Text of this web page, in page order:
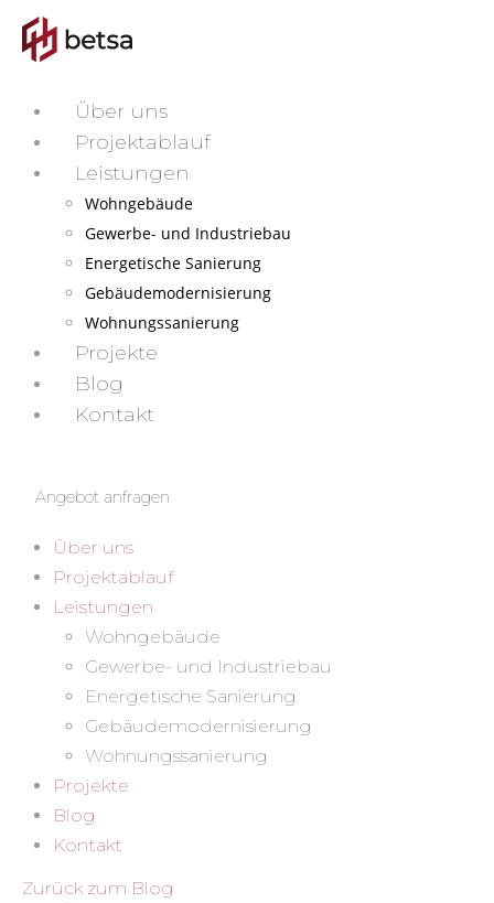
Über uns
Projektablauf
Leistungen
Wohngebäude
Gewerbe- und Industriebau
Energetische Sanierung
Gebäudemodernisierung
Wohnungssanierung
Projekte
Blog
Kontakt
Angebot anfragen
Über uns
Projektablauf
Leistungen
Wohngebäude
Gewerbe- und Industriebau
Energetische Sanierung
Gebäudemodernisierung
Wohnungssanierung
Projekte
Blog
Kontakt
Zurück zum Blog